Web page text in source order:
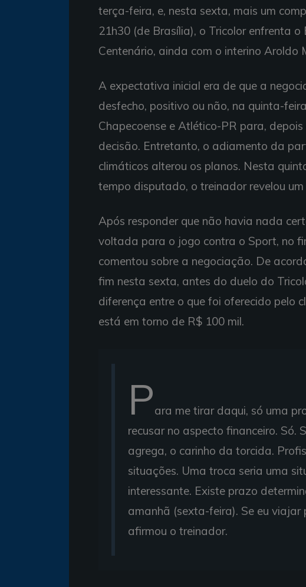
terça-feira, e, nesta sexta, mais um
21h30 (de Brasília), o Tricolor enfrenta
Centenário, ainda com o interino Aroldo
A expectativa inicial era de que a
desfecho, positivo ou não, na quinta-
Chapecoense e Atlético-PR para,
decisão. Entretanto, o adiamento da
climáticos alterou os planos. Nesta
tempo disputado, o treinador revelou
Após responder que não havia nada
voltada para o jogo contra o Sport, no
comentou sobre a negociação. De
fim nesta sexta, antes do duelo do
diferença entre o que foi oferecido pelo
está em torno de R$ 100 mil.
Para me tirar daqui, só uma
recusar no aspecto financeiro. Só.
agrega, o carinho da torcida.
situações. Uma troca seria uma
interessante. Existe prazo
amanhã (sexta-feira). Se eu
afirmou o treinador.